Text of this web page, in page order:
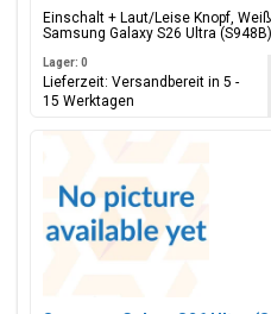
Einschalt + Laut/Leise Knopf,
Samsung Galaxy S26 Ultra (S948B)
Lager: 0
Lieferzeit: Versandbereit in 5 -
15 Werktagen